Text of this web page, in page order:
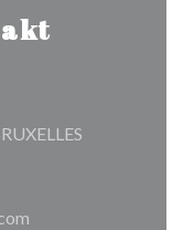
((otevře se v